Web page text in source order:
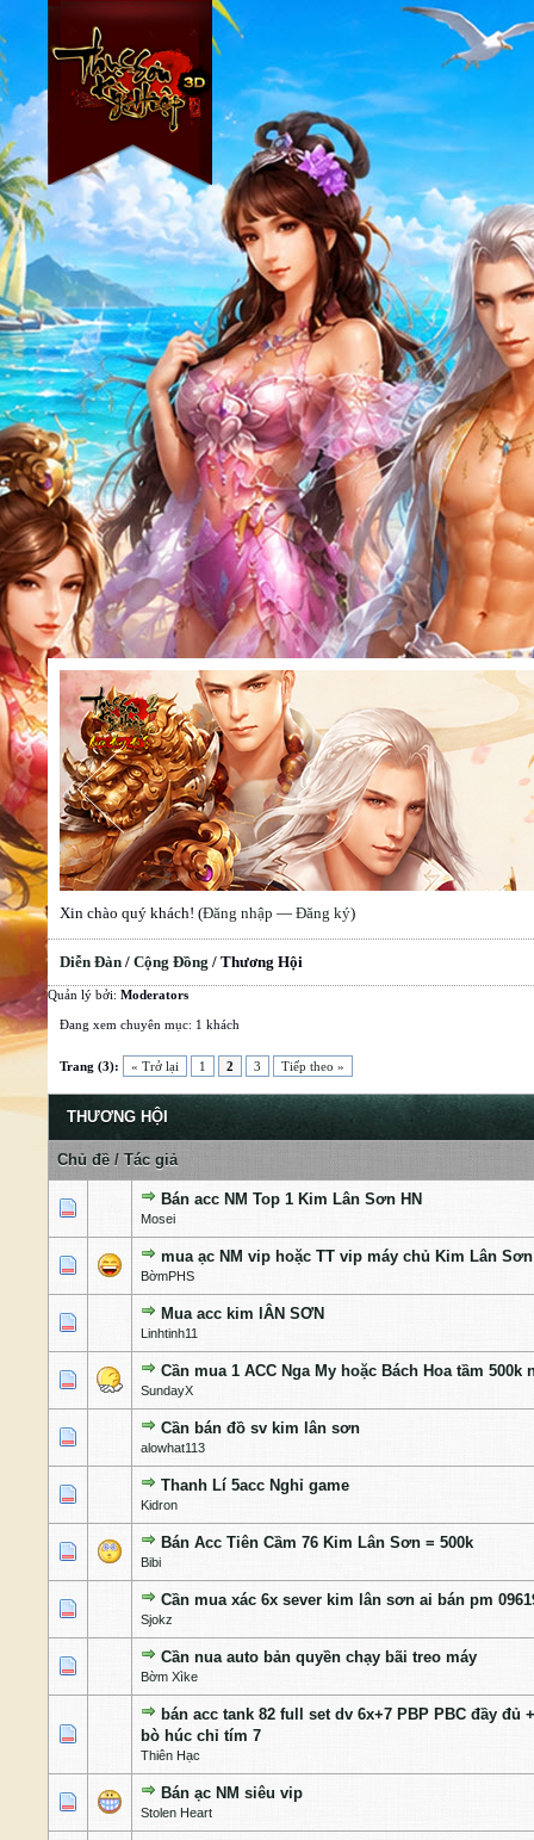
Xin chào quý khách! (Đăng nhập — Đăng ký)
Diễn Đàn / Cộng Đồng / Thương Hội
Quản lý bởi: Moderators
Đang xem chuyên mục: 1 khách
Trang (3): « Trở lại 1 2 3 Tiếp theo »
THƯƠNG HỘI
Chủ đề / Tác giả
Bán acc NM Top 1 Kim Lân Sơn HN
Mosei
0 Bỏ phiếu - 0 của 5 cấp độ
1 234 5
mua ạc NM vip hoặc TT vip máy chủ Kim Lân Sơn
BờmPHS
0 Bỏ phiếu - 0 của 5 cấp độ
1234 5
Mua acc kim lÂN SƠN
Linhtinh11
0 Bỏ phiếu - 0 của 5 cấp độ
12345
Cần mua 1 ACC Nga My hoặc Bách Hoa tầm 500k
SundayX
0 Bỏ phiếu - 0 của 5 cấp độ
12 3 45
Cần bán đồ sv kim lân sơn
alowhat113
0 Bỏ phiếu - 0 của 5 cấp độ
1234 5
Thanh Lí 5acc Nghỉ game
Kidron
0 Bỏ phiếu - 0 của 5 cấp độ
12 345
Bán Acc Tiên Cầm 76 Kim Lân Sơn = 500k
Bibi
0 Bỏ phiếu - 0 của 5 cấp độ
12 345
Cần mua xác 6x sever kim lân sơn ai bán pm
Sjokz
0 Bỏ phiếu - 0 của 5 cấp độ
12 345
Cần nua auto bản quyền chạy bãi treo máy
Bờm Xìke
0 Bỏ phiếu - 0 của 5 cấp độ
12345
bán acc tank 82 full set dv 6x+7 PBP PBC đầy đủ
bò húc chỉ tím 7
Thiên Hạc
0 Bỏ phiếu - 0 của 5 cấp độ
1 234 5
Bán ạc NM siêu vip
Stolen Heart
0 Bỏ phiếu - 0 của 5 cấp độ
123 45